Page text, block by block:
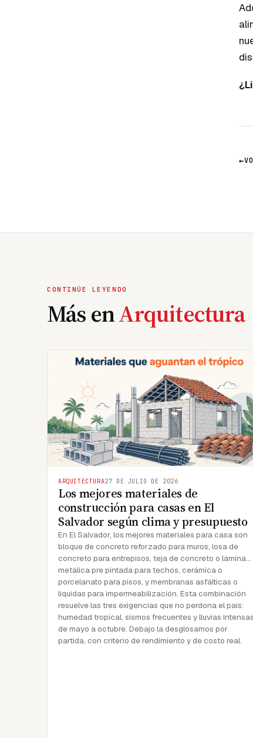
←
CONTINÚE LEYENDO
Más enArquitectura
ARQUITECTURA27 DE JULIO DE 2026
Los mejores materiales de
construcción para casas en El
Salvador según clima y presupuesto
En El Salvador, los mejores materiales para casa son
bloque de concreto reforzado para muros, losa de
concreto para entrepisos, teja de concreto o lámina
metálica pre pintada para techos, cerámica o
porcelanato para pisos, y membranas asfálticas o
líquidas para impermeabilización. Esta combinación
resuelve las tres exigencias que no perdona el país:
humedad tropical, sismos frecuentes y lluvias intensas
de mayo a octubre. Debajo la desglosamos por
partida, con criterio de rendimiento y de costo real.